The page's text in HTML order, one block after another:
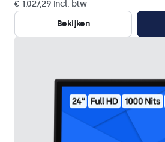
€ 1.027,29 incl. btw
Bekijken